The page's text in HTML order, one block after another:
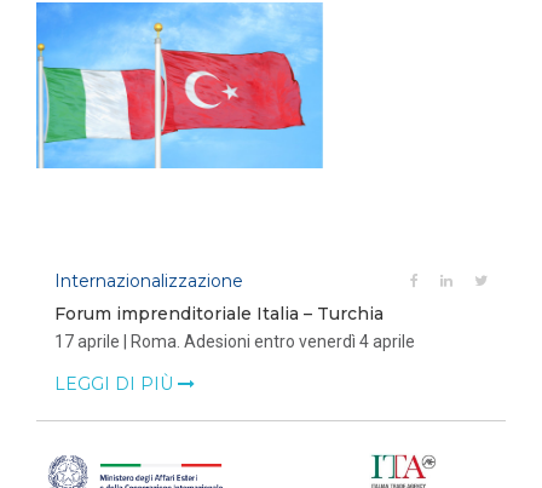
Internazionalizzazione
Forum imprenditoriale Italia – Turchia
17 aprile | Roma. Adesioni entro venerdì 4 aprile
LEGGI DI PIÙ